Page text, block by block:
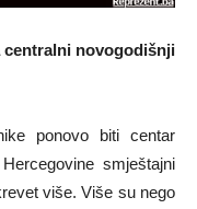
novogodišnji
ponovo biti centar
smještajni
više. Više su nego